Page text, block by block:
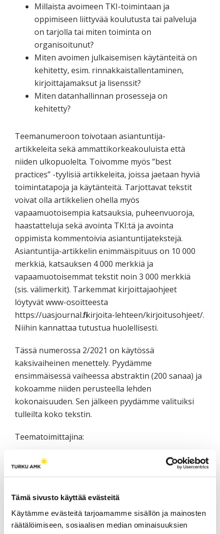
Tämä sivusto käyttää evästeitä
Käytämme evästeitä tarjoamamme sisällön ja mainosten
räätälöimiseen, sosiaalisen median ominaisuuksien
Millaista avoimeen TKI-toimintaan ja
oppimiseen liittyvää koulutusta tai palveluja
on tarjolla tai miten toiminta on
organisoitunut?
Miten avoimen julkaisemisen käytänteitä on
kehitetty, esim. rinnakkaistallentaminen,
kirjoittajamaksut ja lisenssit?
Miten datanhallinnan prosesseja on
kehitetty?
Teemanumeroon toivotaan asiantuntija-
artikkeleita sekä ammattikorkeakouluista että
niiden ulkopuolelta. Toivomme myös ”best
practices” -tyylisiä artikkeleita, joissa jaetaan hyviä
toimintatapoja ja käytänteitä. Tarjottavat tekstit
voivat olla artikkelien ohella myös
vapaamuotoisempia katsauksia, puheenvuoroja,
haastatteluja sekä avointa TKI:tä ja avointa
oppimista kommentoivia asiantuntijatekstejä.
Asiantuntija-artikkelin enimmäispituus on 10 000
merkkiä, katsauksen 4 000 merkkiä ja
vapaamuotoisemmat tekstit noin 3 000 merkkiä
(sis. välimerkit). Tarkemmat kirjoittajaohjeet
löytyvät www-osoitteesta
https://uasjournal.fi/kirjoita-lehteen/kirjoitusohjeet/.
Niihin kannattaa tutustua huolellisesti.
Tässä numerossa 2/2021 on käytössä
kaksivaiheinen menettely. Pyydämme
ensimmäisessä vaiheessa abstraktin (200 sanaa) ja
kokoamme niiden perusteella lehden
kokonaisuuden. Sen jälkeen pyydämme valituiksi
tulleilta koko tekstin.
Teematoimittajina:
Seliina Päällysaho, FT, KTM,
tutkimuspäällikkö, SeAMK
Hannu Hyyppä, TkT, professori, AALTO-
yliopisto
Katja Laitila, YTM, informaatikko, HAMK